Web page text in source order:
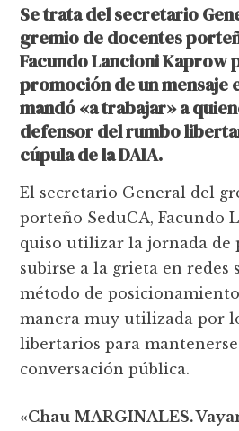
Se trata del secretario
gremio de docentes
Facundo Lancioni Kaprow
promoción de un mensaje
mandó «a trabajar» a
defensor del rumbo
cúpula de la DAIA.
El secretario General del
porteño SeduCA, Facundo
quiso utilizar la jornada de
subirse a la grieta en redes
método de
manera muy utilizada por
libertarios para
conversación pública.
«Chau MARGINALES.